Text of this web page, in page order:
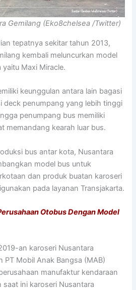
Gemilang (Eko8chelsea /Twitter)
tepatnya sekitar tahun 2013,
kembali meluncurkan model
Maxi Miracle.
keunggulan antara lain bagasi
deck penumpang yang lebih tinggi
penumpang bus memiliki
memandang kearah luar bus.
bus antar kota, Nusantara
model bus untuk
dan produk buatan karoseri
pada layanan Transjakarta.
Otobus Dengan Model
an karoseri Nusantara
PT Mobil Anak Bangsa (MAB)
manufaktur kendaraan
ini karoseri Nusantara